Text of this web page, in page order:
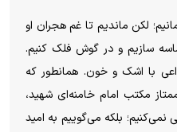
لکن ماندیم تا غم هجران او
سازیم و در گوش فلک کنیم.
با اشک و خون. همانطور که
مکتب امام خامنه‌ای شهید،
بلکه می‌گوییم به امید